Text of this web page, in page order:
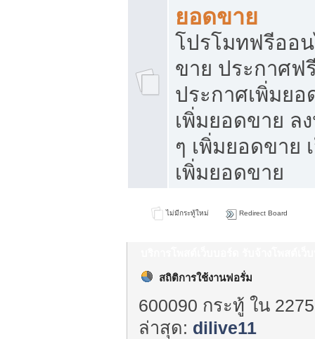
ยอดขาย
โปรโมทฟรีออ
ขาย ประกาศฟ
ประกาศเพิ่มย
เพิ่มยอดขาย ล
ๆ เพิ่มยอดขาย
เพิ่มยอดขาย
ไม่มีกระทู้ใหม่ Redirect Board
สถิติการใช้งานฟอรั่ม
600090 กระทู้ ใน
ล่าสุด: dilive11